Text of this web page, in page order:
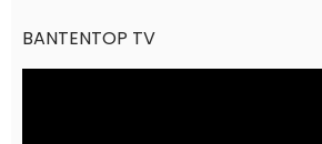
BANTENTOP TV